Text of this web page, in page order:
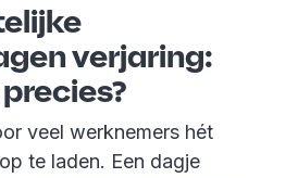
verjaring:
veel werknemers hét
te laden. Een dagje